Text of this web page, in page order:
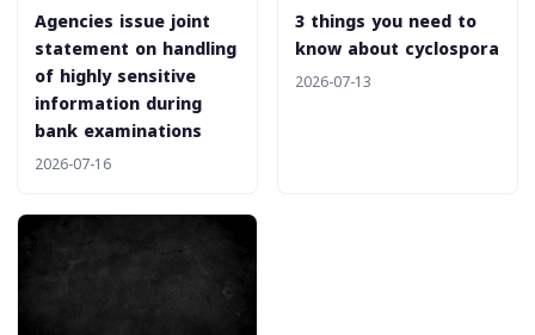
Agencies issue joint
statement on handling
of highly sensitive
information during
bank examinations
2026-07-16
3 things you need to
know about cyclospora
2026-07-13